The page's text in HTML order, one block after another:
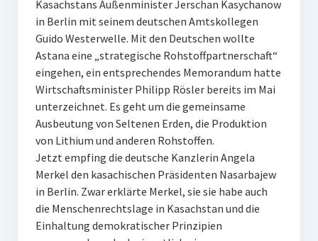
Kasachstans Außenminister Jerschan Kasychanow
in Berlin mit seinem deutschen Amtskollegen
Guido Westerwelle. Mit den Deutschen wollte
Astana eine „strategische Rohstoffpartnerschaft“
eingehen, ein entsprechendes Memorandum hatte
Wirtschaftsminister Philipp Rösler bereits im Mai
unterzeichnet. Es geht um die gemeinsame
Ausbeutung von Seltenen Erden, die Produktion
von Lithium und anderen Rohstoffen.
Jetzt empfing die deutsche Kanzlerin Angela
Merkel den kasachischen Präsidenten Nasarbajew
in Berlin. Zwar erklärte Merkel, sie sie habe auch
die Menschenrechtslage in Kasachstan und die
Einhaltung demokratischer Prinzipien